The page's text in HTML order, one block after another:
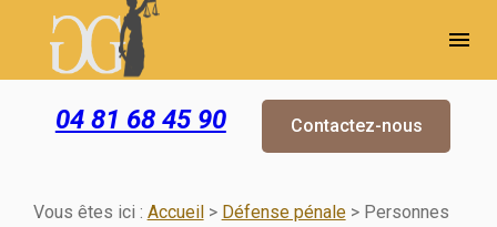
menu
04 81 68 45 90 Contactez-nous
Vous êtes ici : Accueil> Défense pénale> Personnes
Panneau de gestion des cookies